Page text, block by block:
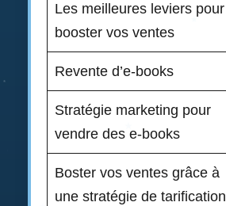
Les meilleures leviers pour
booster vos ventes
Revente d’e-books
Stratégie marketing pour
vendre des e-books
Boster vos ventes grâce à
une stratégie de tarification